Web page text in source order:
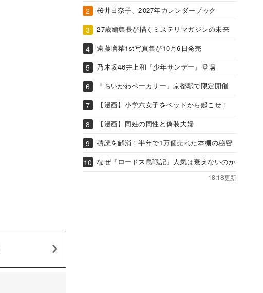
桜井日奈子、2027年カレンダーブック
27歳編集長が描くミステリマガジンの未来
遠藤璃菜1st写真集が10月6日発売
乃木坂46井上和『少年サンデー』登場
「ちいかわベーカリー」京都駅で限定開催
【漫画】小学六女子をベッドから起こせ！
【漫画】同姓の同性と偽装夫婦
積読を解消！半年で1万個売れた本棚の秘密
なぜ『ロードス島戦記』人気は衰えないのか
18:18更新